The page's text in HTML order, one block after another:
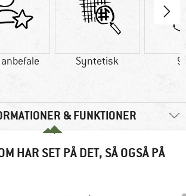
anbefale Syntetisk
& FUNKTIONER
HAR SET PÅ DET, SÅ OGSÅ PÅ